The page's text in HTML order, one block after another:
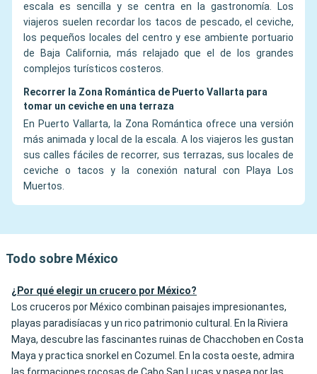
escala es sencilla y se centra en la gastronomía. Los
viajeros suelen recordar los tacos de pescado, el ceviche,
los pequeños locales del centro y ese ambiente portuario
de Baja California, más relajado que el de los grandes
complejos turísticos costeros.
Recorrer la Zona Romántica de Puerto Vallarta para
tomar un ceviche en una terraza
En Puerto Vallarta, la Zona Romántica ofrece una versión
más animada y local de la escala. A los viajeros les gustan
sus calles fáciles de recorrer, sus terrazas, sus locales de
ceviche o tacos y la conexión natural con Playa Los
Muertos.
Todo sobre México
¿Por qué elegir un crucero por México?
Los cruceros por México combinan paisajes impresionantes,
playas paradisíacas y un rico patrimonio cultural. En la Riviera
Maya, descubre las fascinantes ruinas de Chacchoben en Costa
Maya y practica snorkel en Cozumel. En la costa oeste, admira